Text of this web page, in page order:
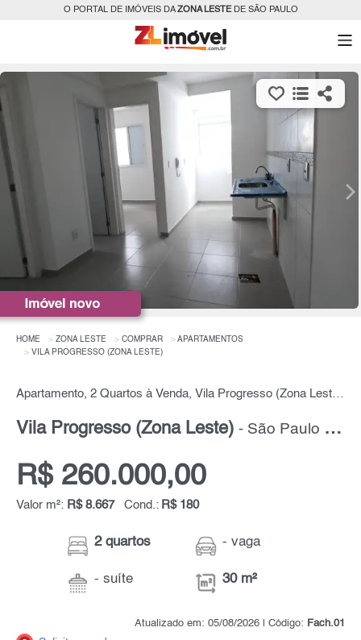
O PORTAL DE IMÓVEIS DAZONA LESTEDE SÃO PAULO
HOME ZONA LESTE COMPRAR
APARTAMENTOS
VILA PROGRESSO (ZONA LESTE)
Apartamento, 2 Quartos à Venda, Vila Progresso (Zona Leste), 30 m² por R$ 260.000,00
Vila Progresso (Zona Leste) - São Paulo - Zona Leste
R$ 260.000,00
Valor m²: R$ 8.667 Cond.: R$ 180
2 quartos
- suíte
- vaga
30 m²
Atualizado em: 05/08/2026 | Código: Fach.01